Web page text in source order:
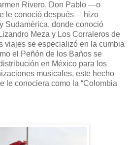
Rivero. Don Pablo —o
le conoció después— hizo
Sudamérica, donde conoció
Meza y Los Corraleros de
viajes se especializó en la cumbia
el Peñón de los Baños se
en México para los
musicales, este hecho
le conociera como la “Colombia